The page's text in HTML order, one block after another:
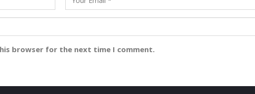
browser for the next time I comment.